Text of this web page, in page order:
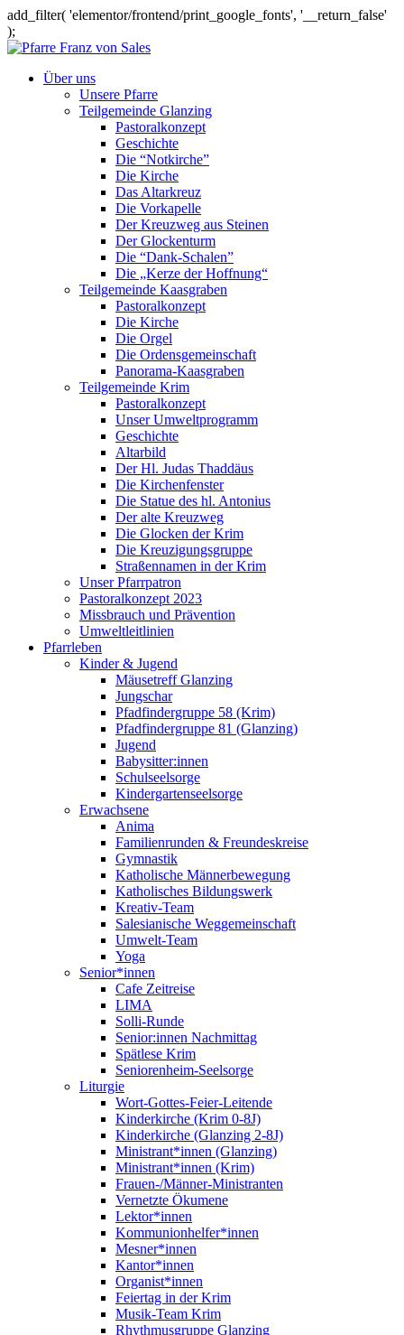
add_filter( 'elementor/frontend/print_google_fonts', '__return_false'
);
Über uns
Unsere Pfarre
Teilgemeinde Glanzing
Pastoralkonzept
Geschichte
Die “Notkirche”
Die Kirche
Das Altarkreuz
Die Vorkapelle
Der Kreuzweg aus Steinen
Der Glockenturm
Die “Dank-Schalen”
Die „Kerze der Hoffnung“
Teilgemeinde Kaasgraben
Pastoralkonzept
Die Kirche
Die Orgel
Die Ordensgemeinschaft
Panorama-Kaasgraben
Teilgemeinde Krim
Pastoralkonzept
Unser Umweltprogramm
Geschichte
Altarbild
Der Hl. Judas Thaddäus
Die Kirchenfenster
Die Statue des hl. Antonius
Der alte Kreuzweg
Die Glocken der Krim
Die Kreuzigungsgruppe
Straßennamen in der Krim
Unser Pfarrpatron
Pastoralkonzept 2023
Missbrauch und Prävention
Umweltleitlinien
Pfarrleben
Kinder & Jugend
Mäusetreff Glanzing
Jungschar
Pfadfindergruppe 58 (Krim)
Pfadfindergruppe 81 (Glanzing)
Jugend
Babysitter:innen
Schulseelsorge
Kindergartenseelsorge
Erwachsene
Anima
Familienrunden & Freundeskreise
Gymnastik
Katholische Männerbewegung
Katholisches Bildungswerk
Kreativ-Team
Salesianische Weggemeinschaft
Umwelt-Team
Yoga
Senior*innen
Cafe Zeitreise
LIMA
Solli-Runde
Senior:innen Nachmittag
Spätlese Krim
Seniorenheim-Seelsorge
Liturgie
Wort-Gottes-Feier-Leitende
Kinderkirche (Krim 0-8J)
Kinderkirche (Glanzing 2-8J)
Ministrant*innen (Glanzing)
Ministrant*innen (Krim)
Frauen-/Männer-Ministranten
Vernetzte Ökumene
Lektor*innen
Kommunionhelfer*innen
Mesner*innen
Kantor*innen
Organist*innen
Feiertag in der Krim
Musik-Team Krim
Rhythmusgruppe Glanzing